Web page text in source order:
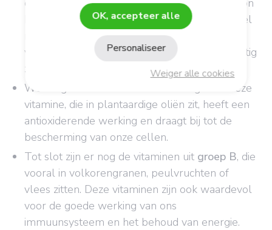
ons lichaam aangemaakt wanneer we in de zon
komen, maar dat gebeurt in de winter dus veel
vissen) of voedingssupplementen kan dus nuttig
zijn.
We mogen ook
niet vergeten. Deze
vitamine, die in plantaardige oliën zit, heeft een
antioxiderende werking en draagt bij tot de
bescherming van onze cellen.
Tot slot zijn er nog de vitaminen uit groep B, die
vooral in volkorengranen, peulvruchten of
vlees zitten. Deze vitaminen zijn ook waardevol
voor de goede werking van ons
immuunsysteem en het behoud van energie.
OK, accepteer alle
Weiger alle cookies
Personaliseer